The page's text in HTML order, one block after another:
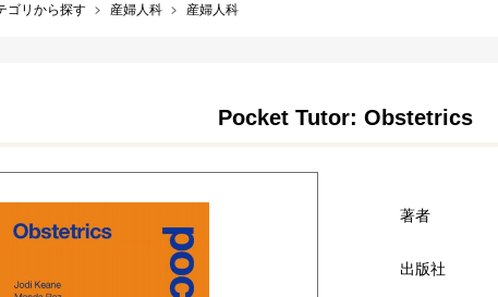
ゴリから探す 産婦人科 産婦人科
Pocket Tutor: Obstetrics
著者
出版社